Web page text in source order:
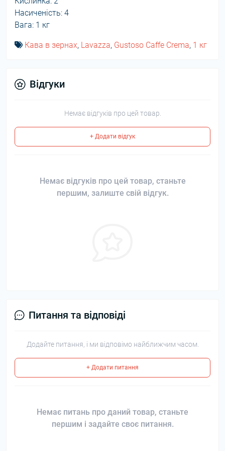
Насиченість: 4
Вага: 1 кг
Кава в зернах, Lavazza, Gustoso Caffe Crema, 1 кг
Відгуки
Немає відгуків про цей товар.
+ Додати відгук
Немає відгуків про цей товар, станьте
першим, залиште свій відгук.
Питання та відповіді
Додайте питання, і ми відповімо найближчим часом.
+ Додати питання
Немає питань про даний товар, станьте
першим і задайте своє питання.